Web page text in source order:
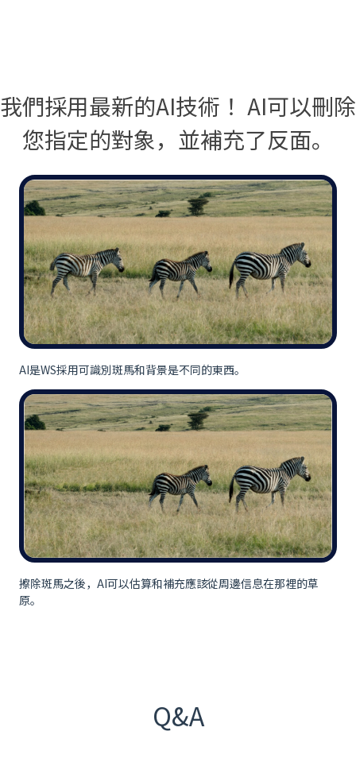
我們採用最新的AI技術！ AI可以刪除
您指定的對象，並補充了反面。
AI是WS採用可識別斑馬和背景是不同的東西。
擦除斑馬之後，AI可以估算和補充應該從周邊信息在那裡的草
原。
Q&A